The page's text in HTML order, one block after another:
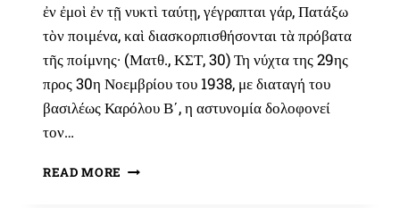
ἐν ἐμοὶ ἐν τῇ νυκτὶ ταύτῃ, γέγραπται γάρ, Πατάξω
τὸν ποιμένα, καὶ διασκορπισθήσονται τὰ πρόβατα
τῆς ποίμνης· (Ματθ., ΚΣΤ, 30) Τη νύχτα της 29ης
προς 30η Νοεμβρίου του 1938, με διαταγή του
βασιλέως Καρόλου Β΄, η αστυνομία δολοφονεί
τον…
READ MORE